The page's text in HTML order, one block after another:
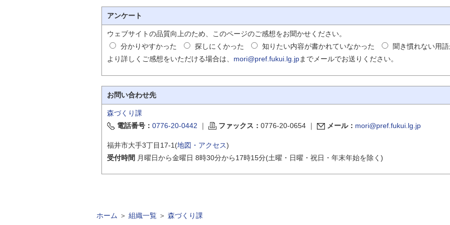
アンケート
ウェブサイトの品質向上のため、このページのご感想をお聞かせください。
分かりやすかった
探しにくかった 知りたい内容が書かれていなかった
聞き慣れない用
より詳しくご感想をいただける場合は、 mori@pref.fukui.lg.jpまでメールでお送りください。
お問い合わせ先
森づくり課
電話番号： 0776-20-0442 ｜ ファックス： 0776-20-0654 ｜ メール： mori@pref.fukui.lg.jp
福井市大手3丁目17-1(地図・アクセス)
受付時間 月曜日から金曜日 8時30分から17時15分(土曜・日曜・祝日・年末年始を除く)
ホーム ＞ 組織一覧 ＞ 森づくり課